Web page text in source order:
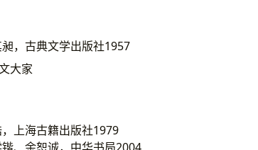
，古典文学出版社1957
大家
上海古籍出版社1979